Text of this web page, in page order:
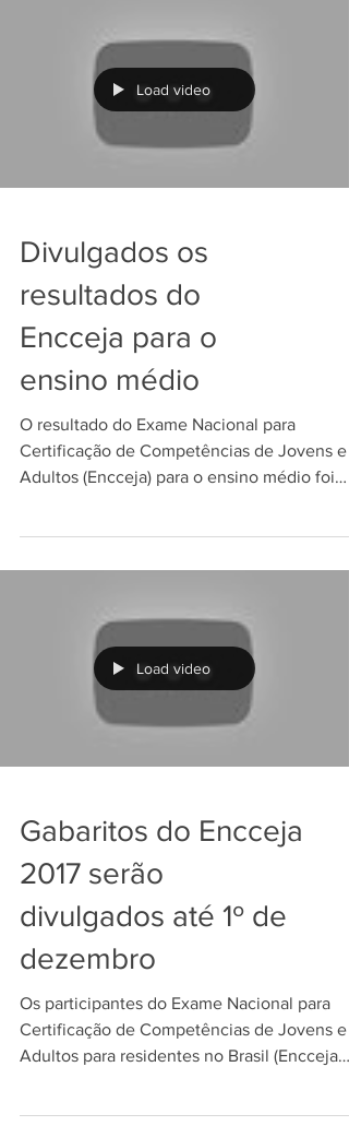
Load video
Divulgados os
resultados do
Encceja para o
ensino médio
O resultado do Exame Nacional para
Certificação de Competências de Jovens e
Adultos (Encceja) para o ensino médio foi
Load video
Gabaritos do Encceja
2017 serão
divulgados até 1º de
dezembro
Os participantes do Exame Nacional para
Certificação de Competências de Jovens e
Adultos para residentes no Brasil (Encceja